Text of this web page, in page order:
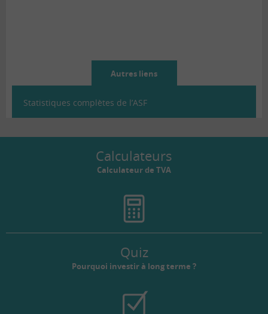
Autres liens
Statistiques complètes de l’ASF
Calculateurs
Calculateur de TVA
Quiz
Pourquoi investir à long terme ?